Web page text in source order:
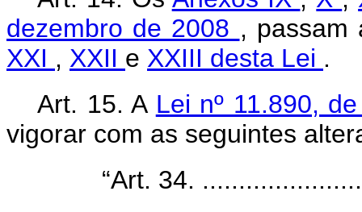
dezembro de 2008 ,
XXI , XXII e XXIII desta Lei .
Art. 15. A Lei nº 11.890,
vigorar com as seguintes
“Art. 34.